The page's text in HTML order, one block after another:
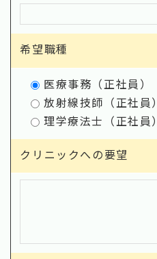
希望職種
医療事務（正社員）
放射線技師（正社員）
理学療法士（正社員）
クリニックへの要望